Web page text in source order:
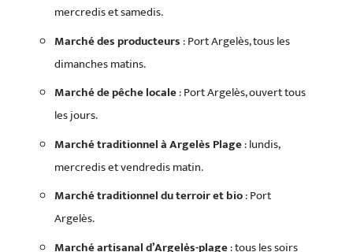
mercredis et samedis.
Marché des producteurs: Port Argelès, tous les
dimanches matins.
Marché de pêche locale: Port Argelès, ouvert tous
les jours.
Marché traditionnel à Argelès Plage: lundis,
mercredis et vendredis matin.
Marché traditionnel du terroir et bio: Port
Argelès.
Marché artisanal d’Argelès-plage: tous les soirs